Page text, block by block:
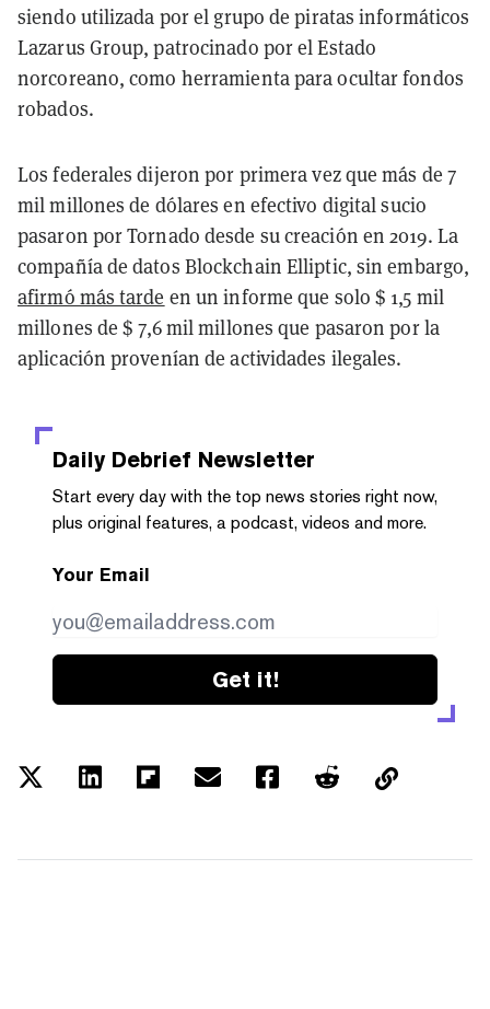
siendo utilizada por el grupo de piratas informáticos
Lazarus Group, patrocinado por el Estado
norcoreano, como herramienta para ocultar fondos
robados.
Los federales dijeron por primera vez que más de 7
mil millones de dólares en efectivo digital sucio
pasaron por Tornado desde su creación en 2019. La
compañía de datos Blockchain Elliptic, sin embargo,
afirmó más tarde en un informe que solo $ 1,5 mil
millones de $ 7,6 mil millones que pasaron por la
aplicación provenían de actividades ilegales.
Daily Debrief Newsletter
Start every day with the top news stories right now,
plus original features, a podcast, videos and more.
Your Email
Get it!